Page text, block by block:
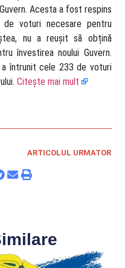
Acesta a fost respins
voturi necesare pentru
nu a reușit să obțină
învestirea noului Guvern.
întrunit cele 233 de voturi
Citește mai mult
ARTICOLUL URMATOR